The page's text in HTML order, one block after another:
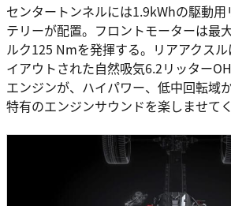
センタートンネルには1.9kWhの駆動
テリーが配置。フロントモーターは最
ルク125 Nmを発揮する。リアアクス
イアウトされた自然吸気6.2リッター
エンジンが、ハイパワー、低中回転域
特有のエンジンサウンドを楽しませて